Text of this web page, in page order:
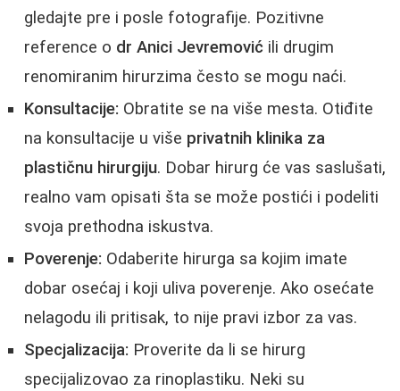
gledajte pre i posle fotografije. Pozitivne
reference o dr Anici Jevremović ili drugim
renomiranim hirurzima često se mogu naći.
Konsultacije: Obratite se na više mesta. Otiđite
na konsultacije u više privatnih klinika za
plastičnu hirurgiju. Dobar hirurg će vas saslušati,
realno vam opisati šta se može postići i podeliti
svoja prethodna iskustva.
Poverenje: Odaberite hirurga sa kojim imate
dobar osećaj i koji uliva poverenje. Ako osećate
nelagodu ili pritisak, to nije pravi izbor za vas.
Specjalizacija: Proverite da li se hirurg
specijalizovao za rinoplastiku. Neki su